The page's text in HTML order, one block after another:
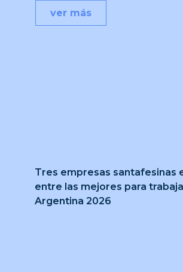
Tres empresas santafesinas
entre las mejores para
Argentina 2026
ver más